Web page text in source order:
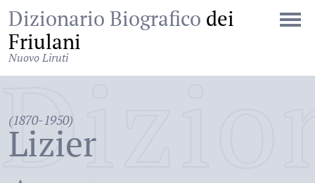
Dizionario Biografico dei
Friulani
Nuovo Liruti
(1870-1950)
Lizier